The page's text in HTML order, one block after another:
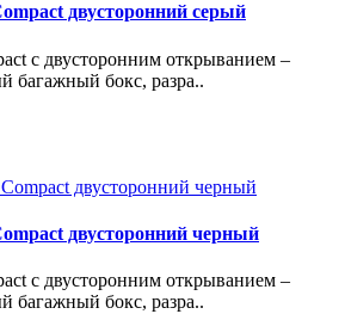
двусторонний серый
с двусторонним открыванием –
багажный бокс, разра..
двусторонний черный
с двусторонним открыванием –
багажный бокс, разра..